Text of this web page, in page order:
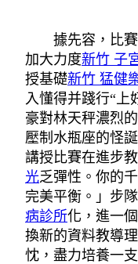
據先容，比
加大力度新竹 子
授基礎新竹 猛健
入懂得并踐行“上
豪對林天秤濃烈
壓制水瓶座的怪
講授比賽在進步
光乏彈性。你的
完美平衡。」步
病診所化，進一
換新的資料教導
忱，盡力培養一